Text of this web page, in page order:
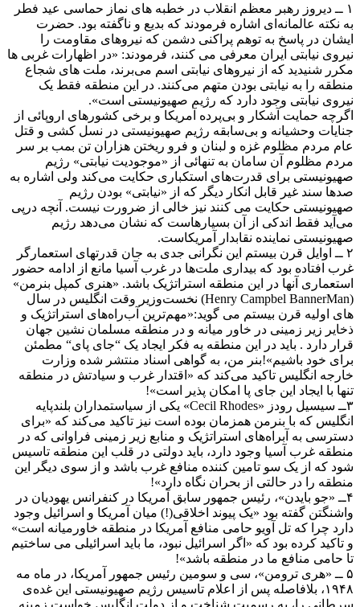
۱ ــ دیروز رهبر معظم انقلاب در خطبه های نماز حماسی عید فطر
به نکته عالمانه‌ای اشاره فرمودند که بدیع و ناگفته بود. حضرت
ایشان در پاسخ به توهم پراکنی دشمن که نیروهای مقاومت را
نیروی نیابتی ایران معرفی می کنند، فرمودند: «در اظهارات غربی ها
مکرر شنیدید که از نیروهای نیابتی اسم می‌برند، ملت های شجاع
منطقه را به نیابتی بودن متهم می‌کنند. در این منطقه فقط یک
نیروی نیابتی وجود دارد که رژیم صهیونیستی است».
اگرچه حمایت آشکار و بی‌پرده آمریکا و برخی کشورهای اروپائی از
جنایات وحشیانه و بی‌سابقه رژیم صهیونیستی در نسل کشی و قتل
عام مردم مظلوم غزه و لبنان و فرو ریختن هزاران تن بمب بر سر
مردم مظلوم آن سامان به تنهائی از «موجودیت نیابتی» رژیم
صهیونیستی برای قدرت‌های استکباری حکایت می‌کند ولی اشاره به
صدها سند غیر قابل انکار دیگر که از «نیابتی» بودن رژیم
صهیونیستی حکایت می کنند نیز خالی از ضرورت نیست. آنچه درپی
می‌آید فقط اندکی از آن بسیارهاست که نشان می‌دهد رژیم
صهیونیستی نماینده نقابدار آمریکاست.
۲ ــ اوایل قرن بیستم این نگرانی جدی به جان قدرتهای استعمارگر
غرب افتاده بود که بیداری ملت‌ها در غرب آسیا مانع از ادامه حضور
استعماری آنها در این منطقه استراتژیک باشد. «هنری کمپل بنرمن»
(Henry Campbel BannerMan) نخست‌وزیر وقت انگلیس در سال
های اولیه قرن بیستم می گوید:«مهم‌ترین آب‌راه‌های استراتژیک و
ذخایر زیر زمینی در خاور میانه و در منطقه مسلمان نشین جهان
قرار دارد . باید در این منطقه به فکر ایجاد یک “جای پای“ مطمئن
برای خود باشیم»!بنر من، به گواهی اسناد منتشر شده وزارت
خارجه انگلیس تاکید می‌کند که «اقتدار غرب و سیادتش در منطقه
تنها با ایجاد این جای پا امکان پذیر است»!
۳ــ سیسیل رودز «Cecil Rhodes» یکی از سیاستمداران بلندپایه
انگلیس که با بنرمن همزمان بوده است نیز تاکید می‌کند که «برای
دسترسی به آبراه‌های استراتژیک و منابع زیر زمینی فراوانی که در
منطقه غرب آسیا وجود دارد، باید دولتی در قلب این منطقه تاسیس
شود که از یک سو تامین کننده منافع غرب باشد و از سوی دیگر این
منطقه را در حالتی از بحران نگاه دارد»!
۴ــ «جو بایدن»، رئیس جمهور سابق آمریکا در کنفرانس یهودیان در
واشنگتن گفته بود «یک پیوند اخلاقی(!) میان آمریکا و اسرائیل وجود
دارد چرا که تل آویو حامی منافع آمریکا در منطقه خاورمیانه است»
و تاکید کرده بود که «اگر اسرائیل نبود، ما باید اسرائیلی می ساختیم
تا حامی منافع ما در منطقه باشد»!
۵ ــ «هری ترومن»، سی و سومین رئیس جمهور آمریکا، در ماه مه
۱۹۴۸، بلافاصله پس از اعلام تاسیس رژیم صهیونیستی این غده‌ی
سرطانی را، به رسمیت شناخت و از دولت انگلیس خواست زمینه